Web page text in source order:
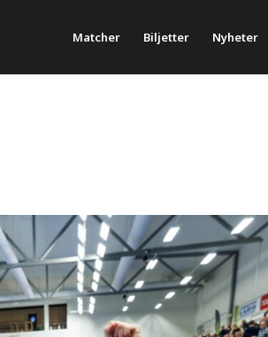
Matcher Biljetter Nyheter